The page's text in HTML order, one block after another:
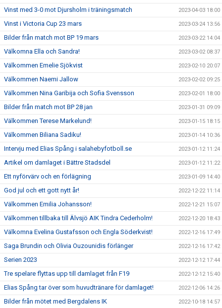
Vinst med 3-0 mot Djursholm i träningsmatch 2023-04-03 18:00
Vinst i Victoria Cup 23 mars 2023-03-24 13:56
Bilder från match mot BP 19 mars 2023-03-22 14:04
Välkomna Ella och Sandra! 2023-03-02 08:37
Välkommen Emelie Sjökvist 2023-02-10 20:07
Välkommen Naemi Jallow 2023-02-02 09:25
Välkommen Nina Garibija och Sofia Svensson 2023-02-01 18:00
Bilder från match mot BP 28 jan 2023-01-31 09:09
Välkommen Terese Markelund! 2023-01-15 18:15
Välkommen Biliana Sadiku! 2023-01-14 10:36
Intervju med Elias Spång i salahebyfotboll.se 2023-01-12 11:24
Artikel om damlaget i Bättre Stadsdel 2023-01-12 11:22
Ett nyförvärv och en förlägning 2023-01-09 14:40
God jul och ett gott nytt år! 2022-12-22 11:14
Välkommen Emilia Johansson! 2022-12-21 15:07
Välkommen tillbaka till Älvsjö AIK Tindra Cederholm! 2022-12-20 18:43
Välkomna Evelina Gustafsson och Engla Söderkvist! 2022-12-16 17:49
Saga Brundin och Olivia Ouzounidis förlänger 2022-12-16 17:42
Serien 2023 2022-12-12 17:44
Tre spelare flyttas upp till damlaget från F19 2022-12-12 15:40
Elias Spång tar över som huvudtränare för damlaget! 2022-12-06 14:26
Bilder från mötet med Bergdalens IK 2022-10-18 14:57